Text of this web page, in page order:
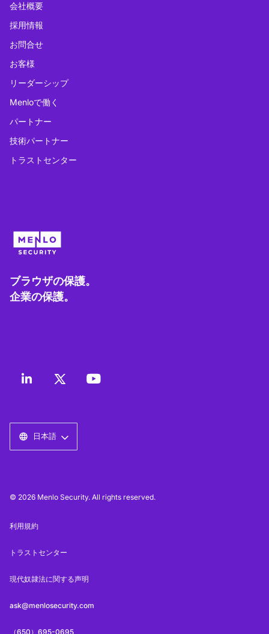
会社概要
採用情報
お問合せ
お客様
リーダーシップ
Menloで働く
パートナー
技術パートナー
トラストセンター
ブラウザの保護。
企業の保護。
日本語
© 2026 Menlo Security. All rights reserved.
利用規約
トラストセンター
現代奴隷法に関する声明
ask@menlosecurity.com
（650）695-0695